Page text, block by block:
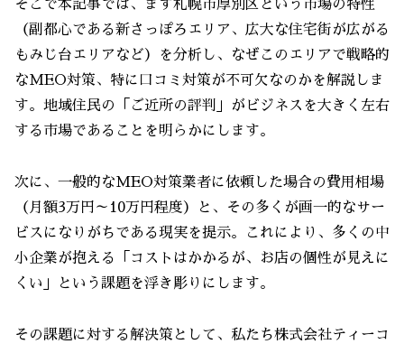
そこで本記事では、まず札幌市厚別区という市場の特性
（副都心である新さっぽろエリア、広大な住宅街が広がる
もみじ台エリアなど）を分析し、なぜこのエリアで戦略的
なMEO対策、特に口コミ対策が不可欠なのかを解説しま
す。地域住民の「ご近所の評判」がビジネスを大きく左右
する市場であることを明らかにします。
次に、一般的なMEO対策業者に依頼した場合の費用相場
（月額3万円～10万円程度）と、その多くが画一的なサー
ビスになりがちである現実を提示。これにより、多くの中
小企業が抱える「コストはかかるが、お店の個性が見えに
くい」という課題を浮き彫りにします。
その課題に対する解決策として、私たち株式会社ティーコ